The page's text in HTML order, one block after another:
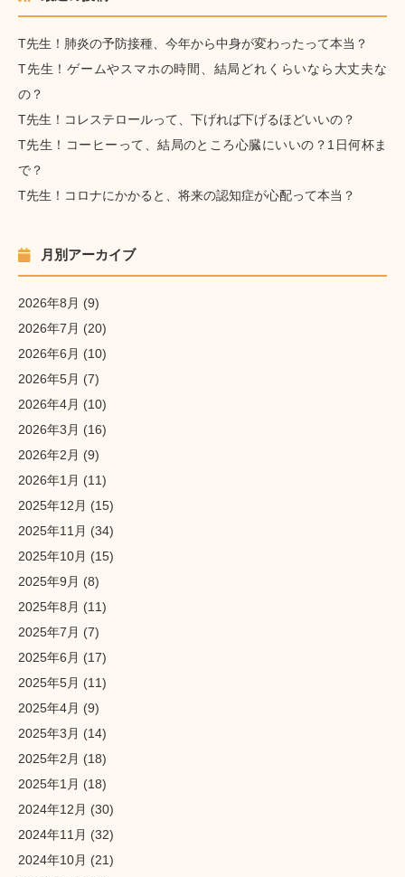
T先生！肺炎の予防接種、今年から中身が変わったって本当？
T先生！ゲームやスマホの時間、結局どれくらいなら大丈夫な
の？
T先生！コレステロールって、下げれば下げるほどいいの？
T先生！コーヒーって、結局のところ心臓にいいの？1日何杯ま
で？
T先生！コロナにかかると、将来の認知症が心配って本当？
月別アーカイブ
2026年8月 (9)
2026年7月 (20)
2026年6月 (10)
2026年5月 (7)
2026年4月 (10)
2026年3月 (16)
2026年2月 (9)
2026年1月 (11)
2025年12月 (15)
2025年11月 (34)
2025年10月 (15)
2025年9月 (8)
2025年8月 (11)
2025年7月 (7)
2025年6月 (17)
2025年5月 (11)
2025年4月 (9)
2025年3月 (14)
2025年2月 (18)
2025年1月 (18)
2024年12月 (30)
2024年11月 (32)
2024年10月 (21)